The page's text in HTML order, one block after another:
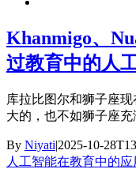
Khanmigo、
过教育中的人
库拉比图尔和狮子座
大的，也不如狮子座充
By Niyati|2025-10-
人工智能在教育中的应